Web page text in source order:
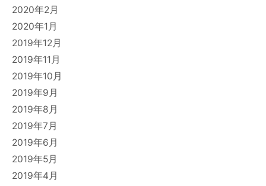
2020年2月
2020年1月
2019年12月
2019年11月
2019年10月
2019年9月
2019年8月
2019年7月
2019年6月
2019年5月
2019年4月